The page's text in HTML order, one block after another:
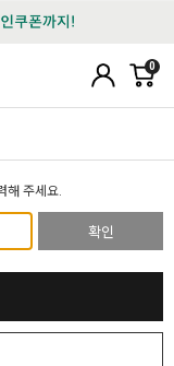
0
해 주세요.
확인